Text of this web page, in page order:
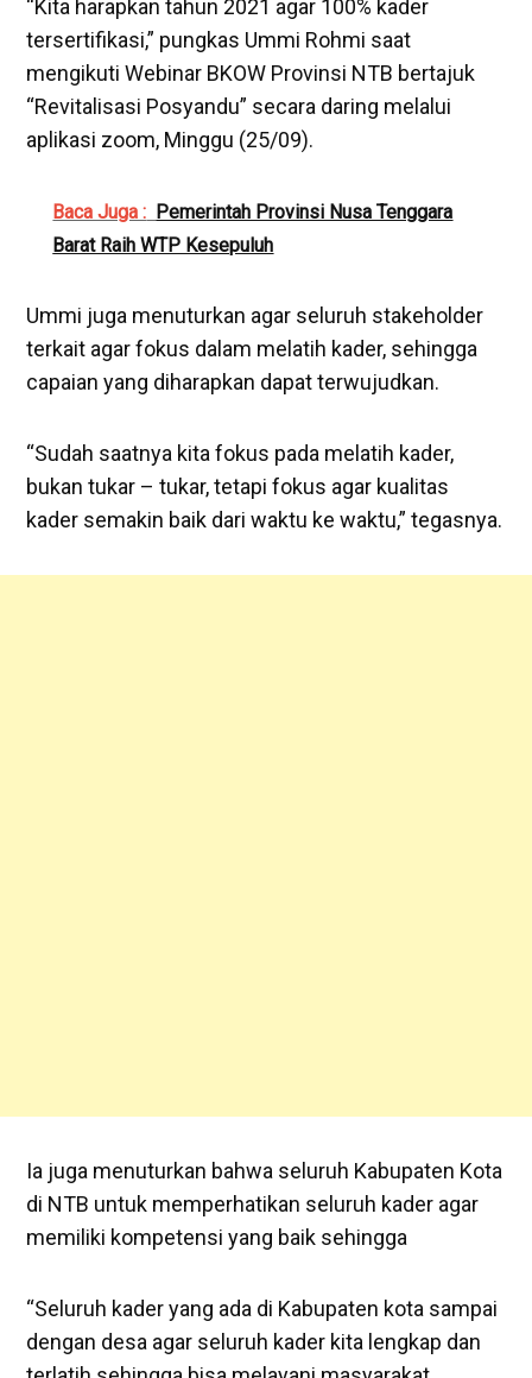
“Kita harapkan tahun 2021 agar 100% kader
tersertifikasi,” pungkas Ummi Rohmi saat
mengikuti Webinar BKOW Provinsi NTB bertajuk
“Revitalisasi Posyandu” secara daring melalui
aplikasi zoom, Minggu (25/09).
Baca Juga : Pemerintah Provinsi Nusa Tenggara
Barat Raih WTP Kesepuluh
Ummi juga menuturkan agar seluruh stakeholder
terkait agar fokus dalam melatih kader, sehingga
capaian yang diharapkan dapat terwujudkan.
“Sudah saatnya kita fokus pada melatih kader,
bukan tukar – tukar, tetapi fokus agar kualitas
kader semakin baik dari waktu ke waktu,” tegasnya.
Ia juga menuturkan bahwa seluruh Kabupaten Kota
di NTB untuk memperhatikan seluruh kader agar
memiliki kompetensi yang baik sehingga
“Seluruh kader yang ada di Kabupaten kota sampai
dengan desa agar seluruh kader kita lengkap dan